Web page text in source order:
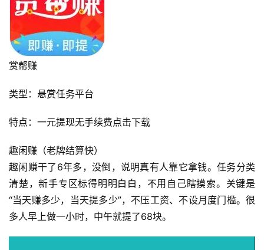
赏帮赚
类型：悬赏任务平台
特点：一元提现无手续费点击下载
趣闲赚（老牌结算快）
趣闲赚干了6年多，没倒，说明真有人靠它拿钱。任务分类
清楚，新手专区标得明明白白，不用自己瞎摸索。关键是
“当天赚多少，当天提多少”，不压工资、不设月度门槛。很
多人早上做一小时，中午就提了68块。